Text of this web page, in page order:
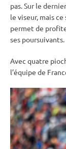
pas. Sur le
le viseur, mais
permet de
ses poursuivants.
Avec quatre
l’équipe de